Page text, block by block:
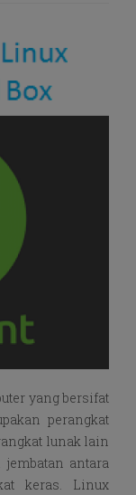
yang bersifat
perangkat
lunak lain
antara
keras. Linux